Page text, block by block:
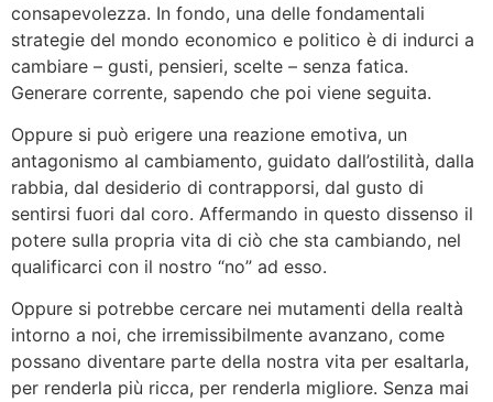
consapevolezza. In fondo, una delle fondamentali
strategie del mondo economico e politico è di indurci a
cambiare – gusti, pensieri, scelte – senza fatica.
Generare corrente, sapendo che poi viene seguita.
Oppure si può erigere una reazione emotiva, un
antagonismo al cambiamento, guidato dall’ostilità, dalla
rabbia, dal desiderio di contrapporsi, dal gusto di
sentirsi fuori dal coro. Affermando in questo dissenso il
potere sulla propria vita di ciò che sta cambiando, nel
qualificarci con il nostro “no” ad esso.
Oppure si potrebbe cercare nei mutamenti della realtà
intorno a noi, che irremissibilmente avanzano, come
possano diventare parte della nostra vita per esaltarla,
per renderla più ricca, per renderla migliore. Senza mai